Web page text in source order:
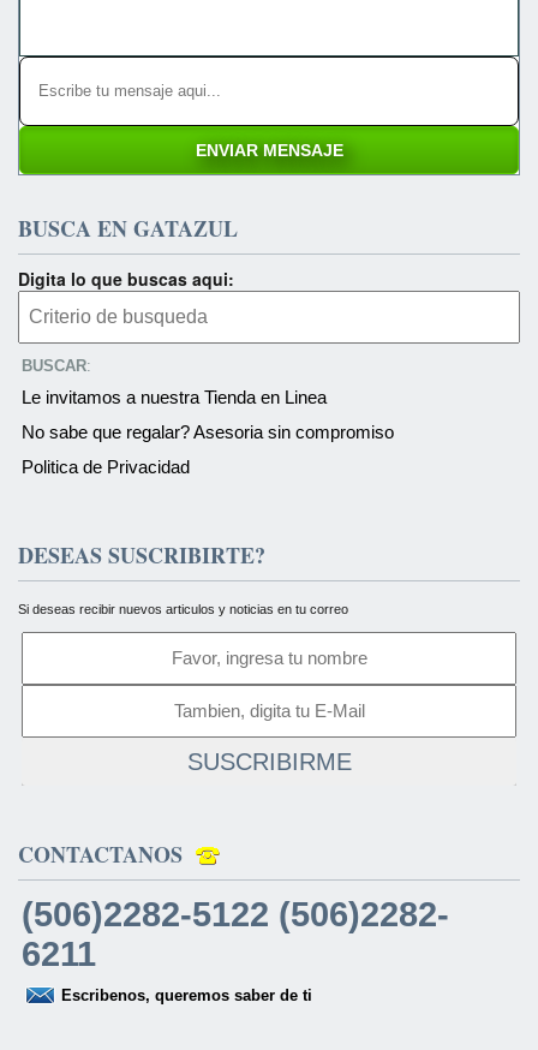
BUSCA EN GATAZUL
Digita lo que buscas aqui:
BUSCAR:
Le invitamos a nuestra Tienda en Linea
No sabe que regalar? Asesoria sin compromiso
Politica de Privacidad
DESEAS SUSCRIBIRTE?
Si deseas recibir nuevos articulos y noticias en tu correo
SUSCRIBIRME
CONTACTANOS
(506)2282-5122 (506)2282-
6211
Escribenos, queremos saber de ti